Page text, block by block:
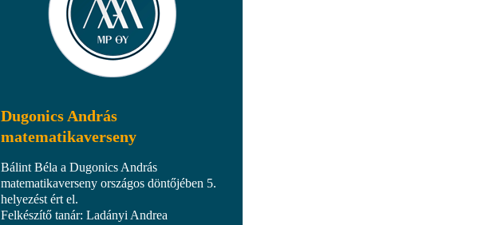
Dugonics András
matematikaverseny
Bálint Béla a Dugonics András
matematikaverseny országos döntőjében 5.
helyezést ért el.
Felkészítő tanár: Ladányi Andrea